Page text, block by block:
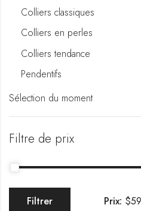
Colliers classiques
Colliers en perles
Colliers tendance
Pendentifs
Sélection du moment
Filtre de prix
Filtrer Prix: